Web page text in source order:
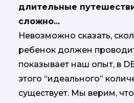
длительные
сложно...
Невозможно сказать,
ребенок должен
показывает наш опыт, в
этого “идеального”
существует. Мы верим,